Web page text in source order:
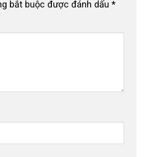
bắt buộc được đánh dấu *